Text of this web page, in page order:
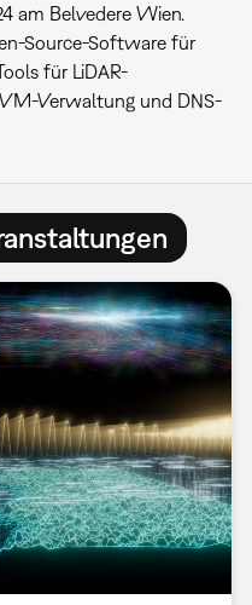
am Belvedere Wien.
Source-Software für
für LiDAR-
Verwaltung und DNS-